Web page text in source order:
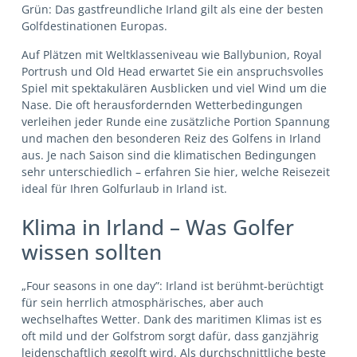
Grün: Das gastfreundliche Irland gilt als eine der besten
Golfdestinationen Europas.
Auf Plätzen mit Weltklasseniveau wie Ballybunion, Royal
Portrush und Old Head erwartet Sie ein anspruchsvolles
Spiel mit spektakulären Ausblicken und viel Wind um die
Nase. Die oft herausfordernden Wetterbedingungen
verleihen jeder Runde eine zusätzliche Portion Spannung
und machen den besonderen Reiz des Golfens in Irland
aus. Je nach Saison sind die klimatischen Bedingungen
sehr unterschiedlich – erfahren Sie hier, welche Reisezeit
ideal für Ihren Golfurlaub in Irland ist.
Klima in Irland – Was Golfer
wissen sollten
„Four seasons in one day”: Irland ist berühmt-berüchtigt
für sein herrlich atmosphärisches, aber auch
wechselhaftes Wetter. Dank des maritimen Klimas ist es
oft mild und der Golfstrom sorgt dafür, dass ganzjährig
leidenschaftlich gegolft wird. Als durchschnittliche beste